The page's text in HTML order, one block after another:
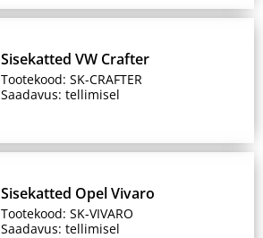
Sisekatted VW Crafter
Tootekood: SK-CRAFTER
Saadavus: tellimisel
Sisekatted Opel Vivaro
Tootekood: SK-VIVARO
Saadavus: tellimisel